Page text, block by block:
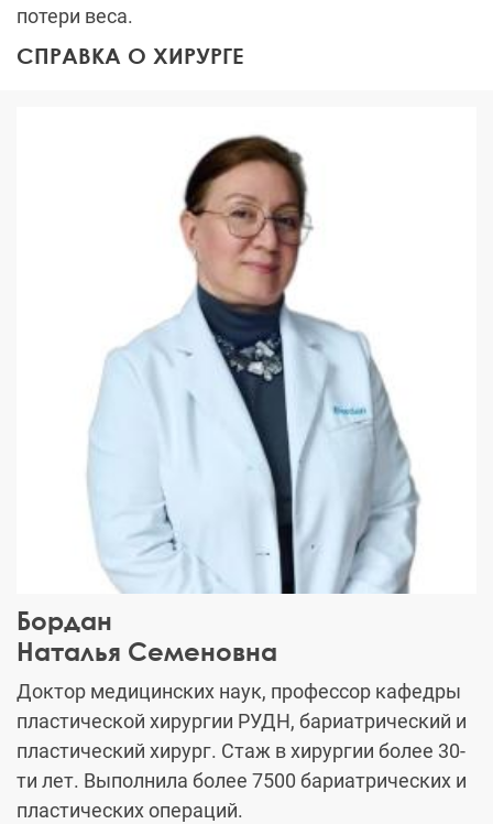
потери веса.
СПРАВКА О ХИРУРГЕ
Бордан
Наталья Семеновна
Доктор медицинских наук, профессор кафедры
пластической хирургии РУДН, бариатрический и
пластический хирург. Стаж в хирургии более 30-
ти лет. Выполнила более 7500 бариатрических и
пластических операций.